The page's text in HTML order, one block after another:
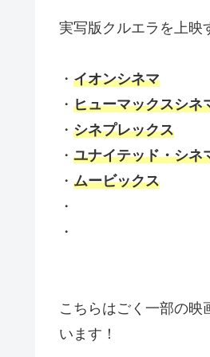
実写版クルエラを上映
・ イオンシネマ
・ ヒューマックスシネ
・ シネプレックス
・ ユナイテッド・シネ
・ ムービックス
・
・
こちらはごく一部の映
います！